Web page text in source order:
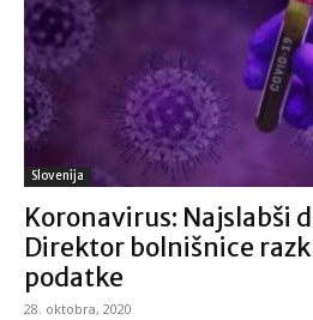
Slovenija
Koronavirus: Najslabši
Direktor bolnišnice
podatke
28. oktobra, 2020